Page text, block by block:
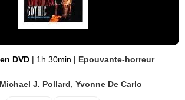
en DVD | 1h 30min | Epouvante-horreur
Michael J. Pollard Yvonne De Carlo